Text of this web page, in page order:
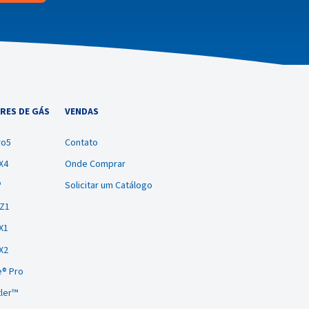
DE GÁS
Pro
VENDAS
Contato
Onde Comprar
Solicitar um Catálogo